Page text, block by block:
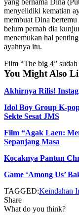
yang bernama Dina
menyelidiki kematian
membuat Dina
belum pernah dia
menemukan hal
ayahnya itu.
Film “The big 4”
You Might Also
Akhirnya Rilis!
Idol Boy Group K-
Sekte Sesat JMS
Film “Agak Laen:
Sepanjang Masa
Kocaknya Pantun
Game ‘Among Us’
TAGGED:Keindahan
Share
What do you think?